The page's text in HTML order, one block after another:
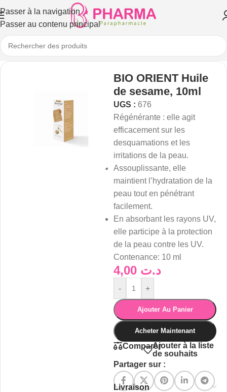
Passer à la navigation
Passer au contenu principal
BIO ORIENT Huile
de sesame, 10ml
UGS : 676
Régénérante : elle agit
efficacement sur les
desquamations et les
irritations de la peau.
Assouplissante, elle
maintient l’hydratation de la
peau tout en pénétrant
facilement.
En absorbant les rayons UV,
elle participe à la protection
de la peau contre les UV.
Contenance: 10 ml
د.ت
- +
Ajouter Au Panier
Acheter Maintenant
ComparerAjouter à la liste
de souhaits
Partager sur :
Livraison